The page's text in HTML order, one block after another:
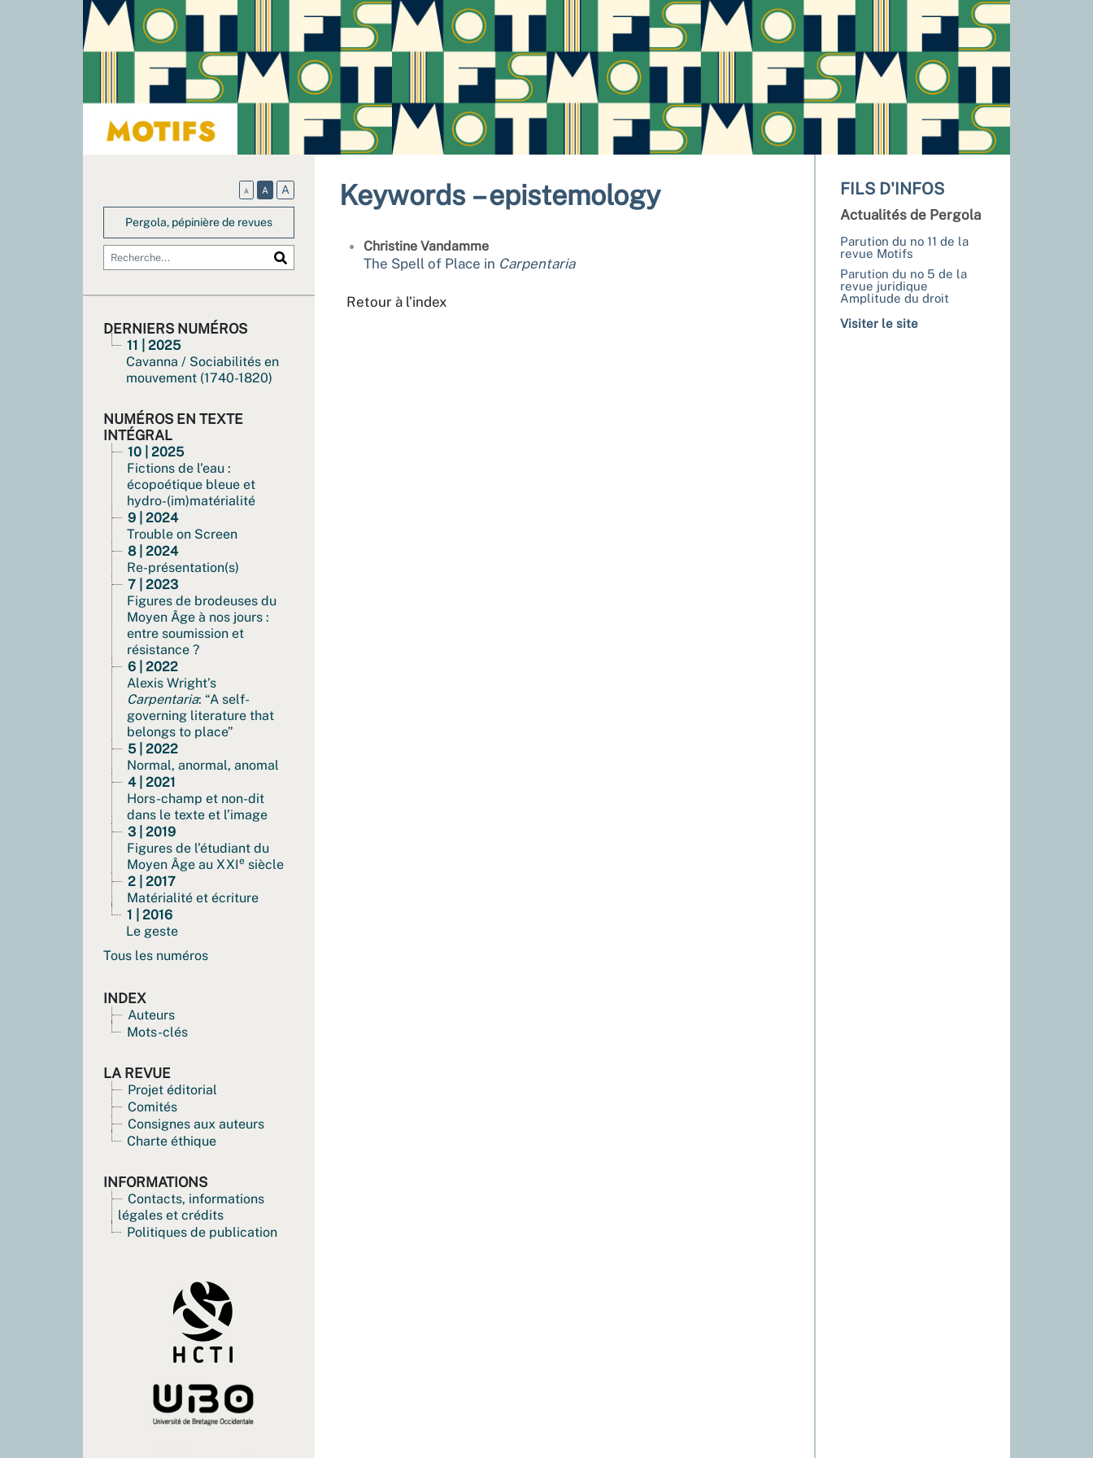
A A A
Pergola, pépinière de revues
DERNIERS NUMÉROS
11 | 2025
Cavanna / Sociabilités en
mouvement (1740-1820)
NUMÉROS EN TEXTE
INTÉGRAL
10 | 2025
Fictions de l’eau :
écopoétique bleue et
hydro-(im)matérialité
9 | 2024
Trouble on Screen
8 | 2024
Re-présentation(s)
7 | 2023
Figures de brodeuses du
Moyen Âge à nos jours :
entre soumission et
résistance ?
6 | 2022
Alexis Wright’s
Carpentaria: “A self-
governing literature that
belongs to place”
5 | 2022
Normal, anormal, anomal
4 | 2021
Hors-champ et non-dit
dans le texte et l’image
3 | 2019
Figures de l’étudiant du
Moyen Âge au XXIe siècle
2 | 2017
Matérialité et écriture
1 | 2016
Le geste
Tous les numéros
INDEX
Auteurs
Mots-clés
LA REVUE
Projet éditorial
Comités
Consignes aux auteurs
Charte éthique
INFORMATIONS
Contacts, informations
légales et crédits
Politiques de publication
Keywords – epistemology
Christine Vandamme
The Spell of Place in Carpentaria
Retour à l’index
FILS D'INFOS
Actualités de Pergola
Parution du no 11 de la
revue Motifs
Parution du no 5 de la
revue juridique
Amplitude du droit
Visiter le site